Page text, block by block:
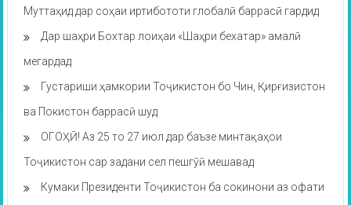
Муттаҳид дар соҳаи иртибототи глобалӣ баррасӣ гардид
Дар шаҳри Бохтар лоиҳаи «Шаҳри бехатар» амалӣ
мегардад
Густариши ҳамкории Тоҷикистон бо Чин, Қирғизистон
ва Покистон баррасӣ шуд
ОГОҲӢ! Аз 25 то 27 июл дар баъзе минтақаҳои
Тоҷикистон сар задани сел пешгӯӣ мешавад
Кумаки Президенти Тоҷикистон ба сокинони аз офати